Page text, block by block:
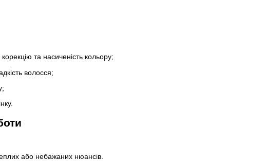
та насиченість кольору;
волосся;
або небажаних нюансів.